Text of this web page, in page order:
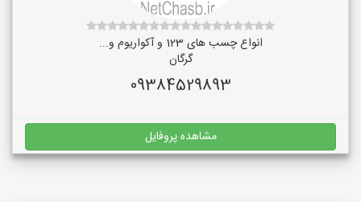
انواع چسب های 123 و آکواریوم و...
گرگان
09384529893
مشاهده پروفایل